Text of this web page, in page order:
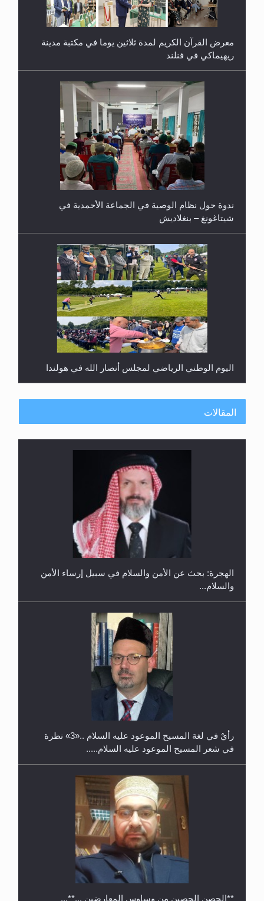
معرض القرآن الكريم لمدة ثلاثين يوما في مكتبة مدينة
ريهيماكي في فنلند
ندوة حول نظام الوصية في الجماعة الأحمدية في
اليوم الوطني الرياضي لمجلس أنصار الله في هولندا
إتمام حفظ القرآن الكريم لثلاثة طلاب من مدرسة الحفظ
حفل توزيع الشهادات في الجامعة الأحمدية بنيجيريا لعام
المقالات
الهجرة: بحث عن الأمن والسلام في سبيل إرساء الأمن
في شعر المسيح الموعود عليه السلام.....
**الحصن الحصين من وساوس المعارضين ...**...